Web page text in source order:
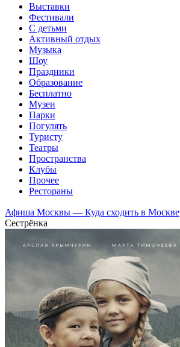
Выставки
Фестивали
С детьми
Активный отдых
Музыка
Шоу
Праздники
Образование
Бесплатно
Музеи
Парки
Погулять
Туристу
Театры
Пространства
Клубы
Прочее
Рестораны
Афиша Москвы — Куда сходить в Москве
Сестрёнка